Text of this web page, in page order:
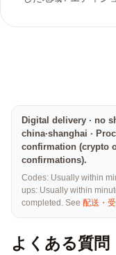
Digital delivery · no
china·shanghai ·
confirmation (crypto
confirmations).
Codes: Usually within
ups: Usually within
completed. See 配送・
よくある質問